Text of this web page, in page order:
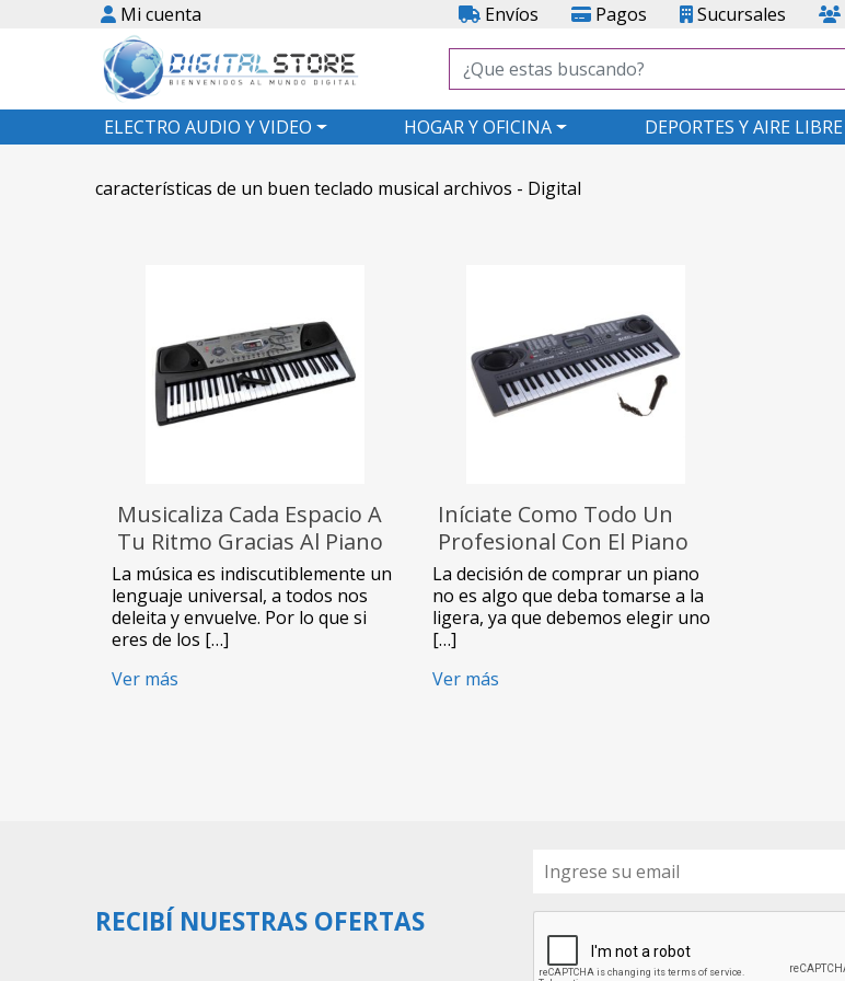
Mi cuenta Envíos Pagos Sucursales
ELECTRO AUDIO Y VIDEO HOGAR Y OFICINA DEPORTES Y AIRE LIBRE
características de un buen teclado musical archivos - Digital
Musicaliza Cada Espacio A
Tu Ritmo Gracias Al Piano
Eléctrico USB De
NewVision
La música es indiscutiblemente un
lenguaje universal, a todos nos
deleita y envuelve. Por lo que si
eres de los […]
Ver más
Iníciate Como Todo Un
Profesional Con El Piano
Órgano Eléctrico
MQ808USB
La decisión de comprar un piano
no es algo que deba tomarse a la
ligera, ya que debemos elegir uno
[…]
Ver más
RECIBÍ NUESTRAS OFERTAS